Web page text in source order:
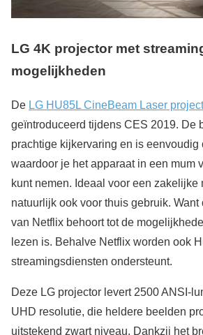
LG 4K projector met
mogelijkheden
De LG HU85L CineBeam Laser
geïntroduceerd tijdens CES 2019. De
prachtige kijkervaring en is eenvoudig
waardoor je het apparaat in een mum
kunt nemen. Ideaal voor een zakelijke
natuurlijk ook voor thuis gebruik. Want
van Netflix behoort tot de
lezen is. Behalve Netflix worden ook
streamingsdiensten ondersteunt.
Deze LG projector levert 2500 ANSI-
UHD resolutie, die heldere beelden
uitstekend zwart niveau. Dankzij het